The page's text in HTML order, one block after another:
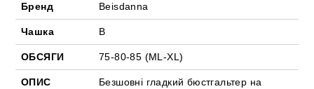
Бренд Beisdanna
Чашка В
ОБСЯГИ 75-80-85 (ML-XL)
ОПИС
Безшовні гладкий бюстгальтер на